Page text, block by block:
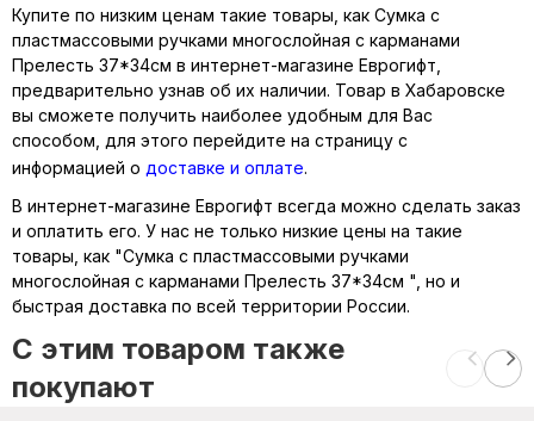
Купите по низким ценам такие товары, как Сумка с
пластмассовыми ручками многослойная с карманами
Прелесть 37*34см в интернет-магазине Еврогифт,
предварительно узнав об их наличии. Товар в Хабаровске
вы сможете получить наиболее удобным для Вас
способом, для этого перейдите на страницу с
информацией о доставке и оплате.
В интернет-магазине Еврогифт всегда можно сделать заказ
и оплатить его. У нас не только низкие цены на такие
товары, как "Сумка с пластмассовыми ручками
многослойная с карманами Прелесть 37*34см ", но и
быстрая доставка по всей территории России.
C этим товаром также
покупают